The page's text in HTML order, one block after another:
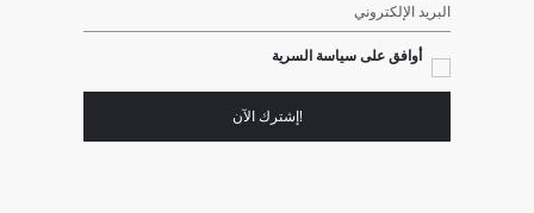
البريد الإلكتروني
أوافق على سياسة السرية
!إشترك الآن